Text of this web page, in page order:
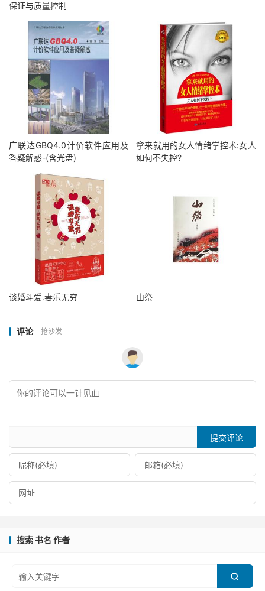
保证与质量控制
广联达GBQ4.0计价软件应用及
答疑解惑-(含光盘)
拿来就用的女人情绪掌控术:女人
如何不失控?
谈婚斗爱.妻乐无穷 山祭
评论 抢沙发
提交评论
搜索 书名 作者
